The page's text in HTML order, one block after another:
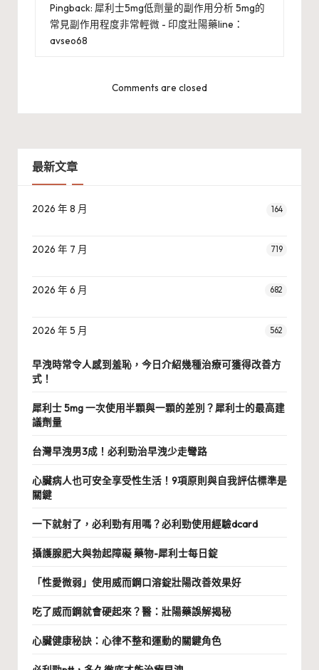
Pingback: 犀利士5mg低劑量的副作用分析 5mg的
常見副作用程度非常輕微 - 印度壯陽藥line：
avseo68
Comments are closed
最新文章
2026 年 8 月 164
2026 年 7 月 719
2026 年 6 月 682
2026 年 5 月 562
早洩時常令人感到羞恥，今日介紹幾種治療可獲得改善方
式！
犀利士 5mg 一次使用半顆與一顆的差別？犀利士的最高建
議劑量
台灣早洩男3成！必利勁治早洩少走彎路
心臟病人也可安全享受性生活！9項原則與自我評估標準是
關鍵
一下就射了，必利勁有用嗎？必利勁使用經驗dcard
攝護腺肥大與勃起障礙 藥物-犀利士每日錠
「性愛微弱」使用威而鋼口溶錠壯陽改善效果好
吃了威而鋼就會硬起來？醫：壯陽藥誤解揭秘
心臟健康秘訣：心律不整和運動的關鍵角色